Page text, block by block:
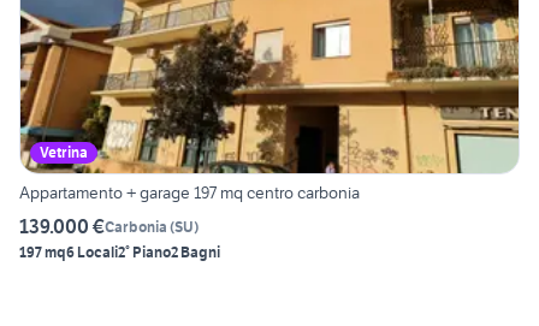
Vetrina
Appartamento + garage 197 mq centro carbonia
139.000 €Carbonia (SU)
197 mq6 Locali2° Piano2 Bagni